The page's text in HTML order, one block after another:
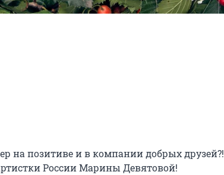
на позитиве и в компании добрых друзей?!
России Марины Девятовой!